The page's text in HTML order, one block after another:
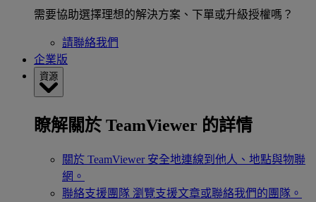
需要協助選擇理想的解決方案、下單或升級授權嗎？
請聯絡我們
企業版
資源
瞭解關於 TeamViewer 的詳情
關於 TeamViewer 安全地連線到他人、地點與物聯
網。
聯絡支援團隊 瀏覽支援文章或聯絡我們的團隊。